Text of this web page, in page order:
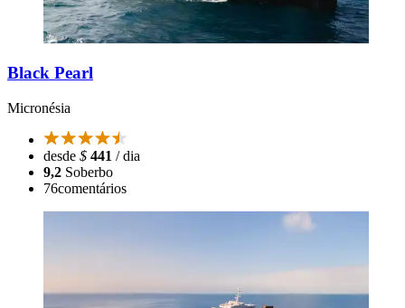
Black Pearl
Micronésia
desde $ 441 / dia
9,2 Soberbo
76comentários